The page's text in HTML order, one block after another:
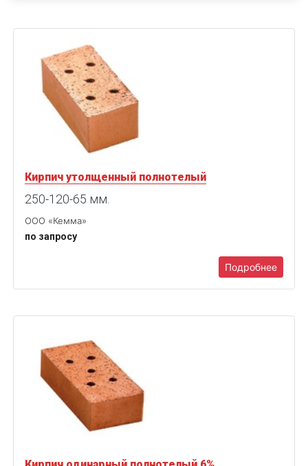
Кирпич утолщенный полнотелый
250-120-65 мм.
ООО «Кемма»
по запросу
Подробнее